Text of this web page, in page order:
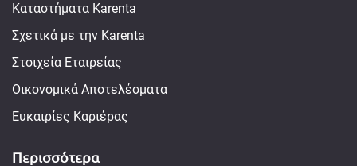
Καταστήματα Karenta
Σχετικά με την Karenta
Στοιχεία Εταιρείας
Οικονομικά Αποτελέσματα
Ευκαιρίες Καριέρας
Περισσότερα